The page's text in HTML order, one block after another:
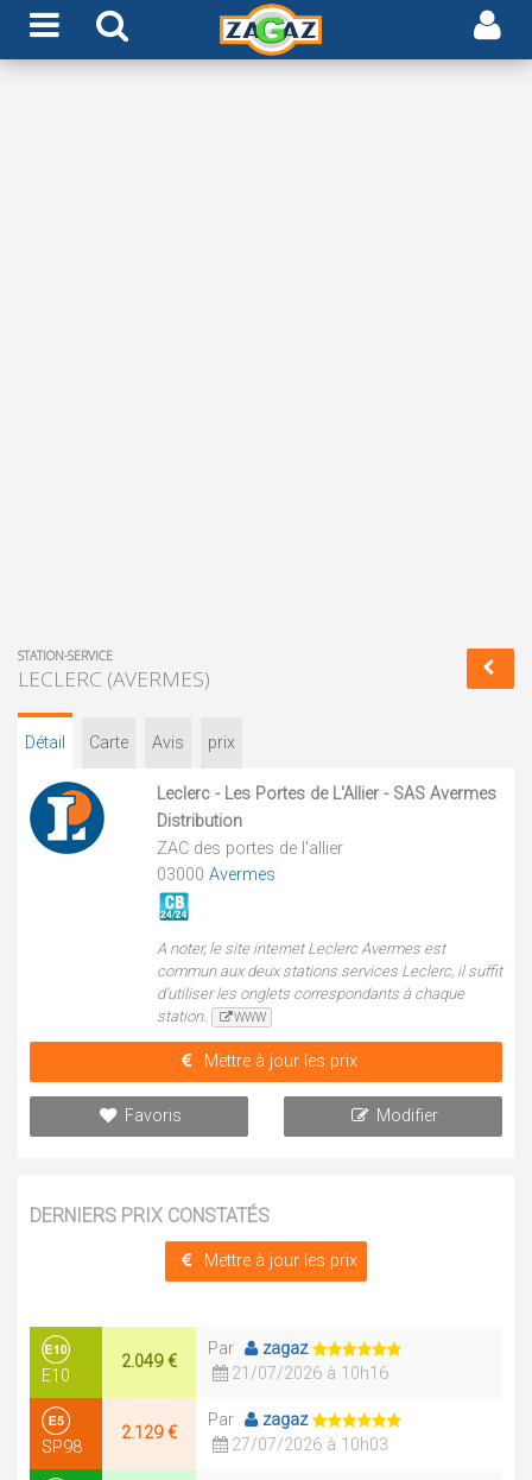
STATION-SERVICE
LECLERC (AVERMES)
Détail Carte Avis prix
Leclerc - Les Portes de L'Allier - SAS Avermes
Distribution
ZAC des portes de l'allier
03000 Avermes
A noter, le site internet Leclerc Avermes est
commun aux deux stations services Leclerc, il suffit
d'utiliser les onglets correspondants à chaque
station.
WWW
Mettre à jour les prix
Favoris Modifier
DERNIERS PRIX CONSTATÉS
Mettre à jour les prix
E10
2.049 €
Par
zagaz
21/07/2026 à 10h16
SP98
2.129 €
Par
zagaz
27/07/2026 à 10h03